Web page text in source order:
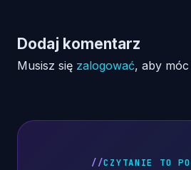
Dodaj komentarz
Musisz się zalogować, aby
CZYTANIE TO